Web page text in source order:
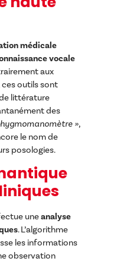
médicale
vocale
aux
outils sont
littérature
des
»,
le nom de
posologies.
uneanalyse
. L’algorithme
les informations
observation